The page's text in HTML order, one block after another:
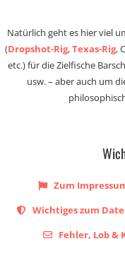
Natürlich geht es hier viel
(Dropshot-Rig,Texas-Rig,
etc.) für die Zielfische
usw. – aber auch um
Zum
Wichtiges zum
Fehler, Lob &